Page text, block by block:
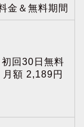
金＆無料期間
初回30日無料
月額 2,189円